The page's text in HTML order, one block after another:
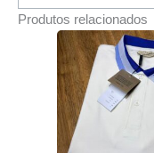
Produtos relacionados